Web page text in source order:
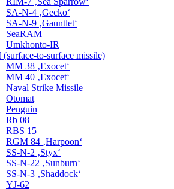
SA-N-4 ‚Gecko‘
SA-N-9 ‚Gauntlet‘
SeaRAM
Umkhonto-IR
(surface-to-surface missile)
MM 38 ‚Exocet‘
MM 40 ‚Exocet‘
Naval Strike Missile
Otomat
Penguin
Rb 08
RBS 15
RGM 84 ‚Harpoon‘
SS-N-2 ‚Styx‘
SS-N-22 ‚Sunburn‘
SS-N-3 ‚Shaddock‘
YJ-62